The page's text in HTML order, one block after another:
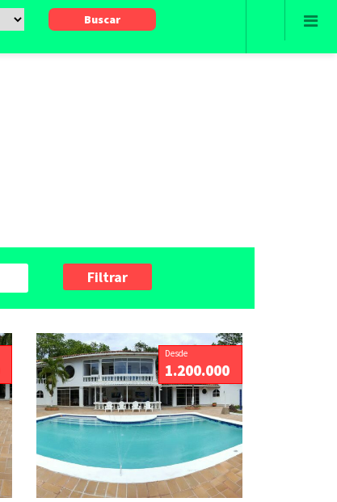
Filtrar
Desde
1.200.000